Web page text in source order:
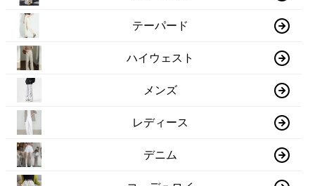
テーパード
ハイウェスト
メンズ
レディース
デニム